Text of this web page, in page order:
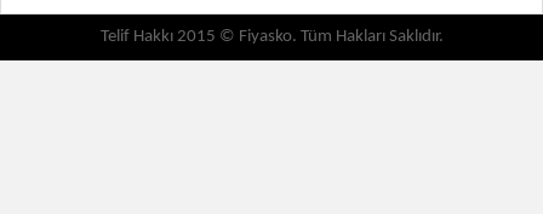
Telif Hakkı 2015 © Fiyasko. Tüm Hakları Saklıdır.